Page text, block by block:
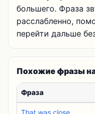
большего. Фраза
расслабленно,
перейти дальше
Похожие фразы
Фраза
That was close